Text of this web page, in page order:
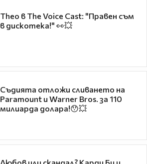
Theo в The Voice Cast: "Правен съм
в дискотека!" 👀💥
Съдията отложи сливането на
Paramount и Warner Bros. за 110
милиарда долара!😯💥